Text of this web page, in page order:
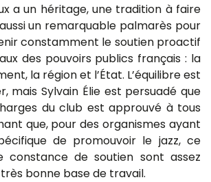
a un héritage, une tradition à faire
un remarquable palmarès pour
constamment le soutien proactif
des pouvoirs publics français : la
la région et l’État. L’équilibre est
mais Sylvain Élie est persuadé que
du club est approuvé à tous
que, pour des organismes ayant
de promouvoir le jazz, ce
constance de soutien sont assez
très bonne base de travail.